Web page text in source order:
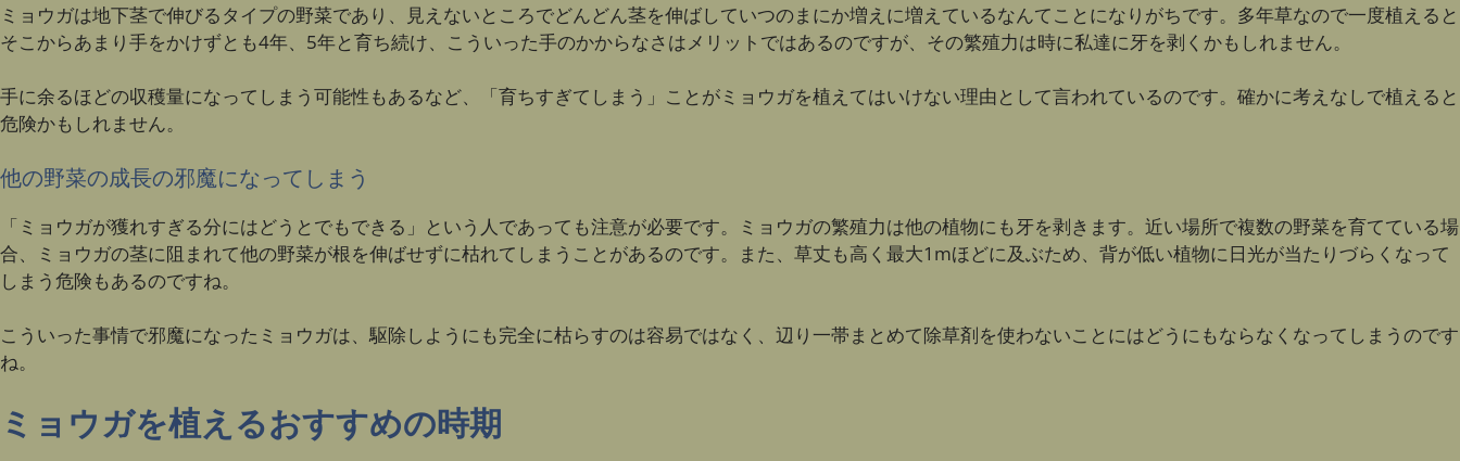
ミョウガは地下茎で伸びるタイプの野菜であり、見えないところでどんどん茎を伸ばしていつのまにか増えに増えているなんてことになりがちです。多年草なので一度植えると
そこからあまり手をかけずとも4年、5年と育ち続け、こういった手のかからなさはメリットではあるのですが、その繁殖力は時に私達に牙を剥くかもしれません。
手に余るほどの収穫量になってしまう可能性もあるなど、「育ちすぎてしまう」ことがミョウガを植えてはいけない理由として言われているのです。確かに考えなしで植えると
危険かもしれません。
他の野菜の成長の邪魔になってしまう
「ミョウガが獲れすぎる分にはどうとでもできる」という人であっても注意が必要です。ミョウガの繁殖力は他の植物にも牙を剥きます。近い場所で複数の野菜を育てている場
合、ミョウガの茎に阻まれて他の野菜が根を伸ばせずに枯れてしまうことがあるのです。また、草丈も高く最大1mほどに及ぶため、背が低い植物に日光が当たりづらくなって
しまう危険もあるのですね。
こういった事情で邪魔になったミョウガは、駆除しようにも完全に枯らすのは容易ではなく、辺り一帯まとめて除草剤を使わないことにはどうにもならなくなってしまうのです
ね。
ミョウガを植えるおすすめの時期